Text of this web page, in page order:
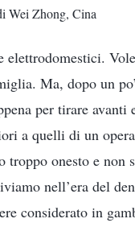
Wei Zhong, Cina
Ma, dopo un
per tirare avanti
a quelli di un
troppo onesto e
nell’era del
considerato in